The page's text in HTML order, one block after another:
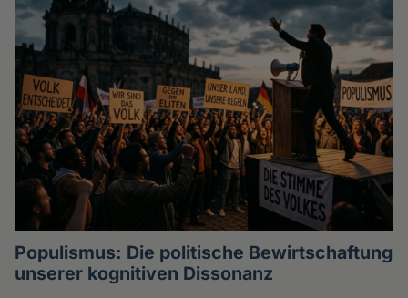
Populismus: Die politische Bewirtschaftung
unserer kognitiven Dissonanz